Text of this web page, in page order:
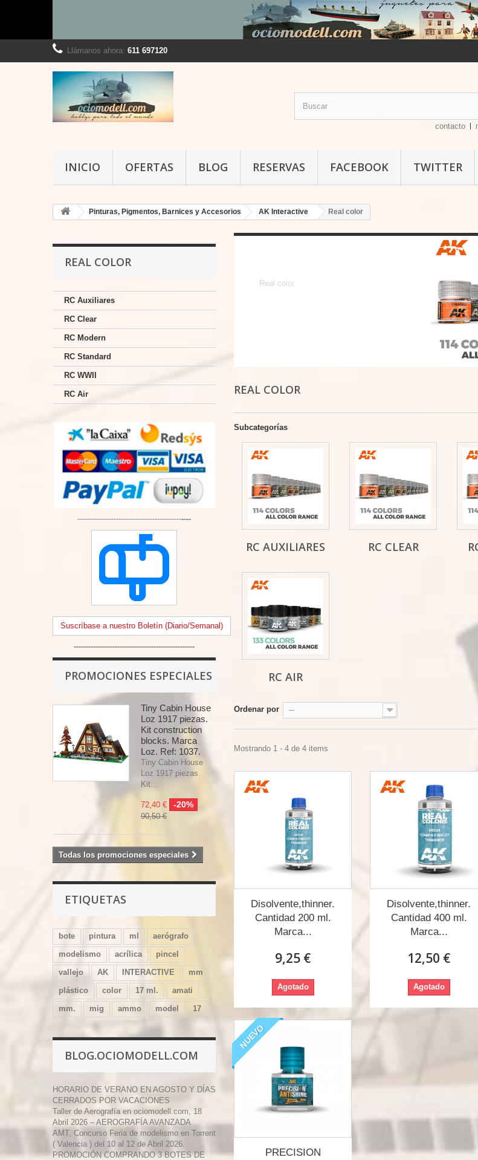
Llámanos ahora: 611 697120
contacto
INICIO OFERTAS BLOG RESERVAS FACEBOOK TWITTER
Pinturas, Pigmentos, Barnices y Accesorios AK Interactive Real color
REAL COLOR
RC Auxiliares
RC Clear
RC Modern
RC Standard
RC WWII
RC Air
-----------------------------------------------
Suscríbase a nuestro Boletín (Diario/Semanal)
--------------------------------------------------
PROMOCIONES ESPECIALES
Tiny Cabin House
Loz 1917 piezas.
Kit construction
blocks. Marca
Loz. Ref: 1037.
Tiny Cabin House
Loz 1917 piezas.
Kit...
72,40 € -20%
90,50 €
Todas los promociones especiales
ETIQUETAS
bote pintura ml
aerógrafo
modelismo
acrílica
pincel
vallejo
AK INTERACTIVE
mm
plástico
color 17 ml.
amati
mm.
mig ammo model 17
BLOG.OCIOMODELL.COM
HORARIO DE VERANO EN AGOSTO Y DÍAS
CERRADOS POR VACACIONES
Taller de Aerografía en ociomodell.com, 18
Abril 2026 – AEROGRAFÍA AVANZADA
AMT, Concurso Feria de modelismo en Torrent
( Valencia ) del 10 al 12 de Abril 2026.
PROMOCIÓN COMPRANDO 3 BOTES DE
Real color.
REAL COLOR
Subcategorías
RC AUXILIARES RC CLEAR
RC AIR
Ordenar por --
Mostrando 1 - 4 de 4 items
Disolvente,thinner.
Cantidad 200 ml.
Marca...
9,25 €
Agotado
Disolvente,thinner.
Cantidad 400 ml.
Marca...
12,50 €
Agotado
NUEVO
PRECISION